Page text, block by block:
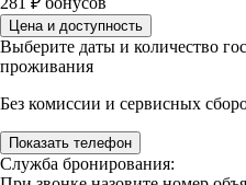
Цена и доступность
Выберите даты и количество
проживания
Без комиссии и сервисных
Показать телефон
Служба бронирования: